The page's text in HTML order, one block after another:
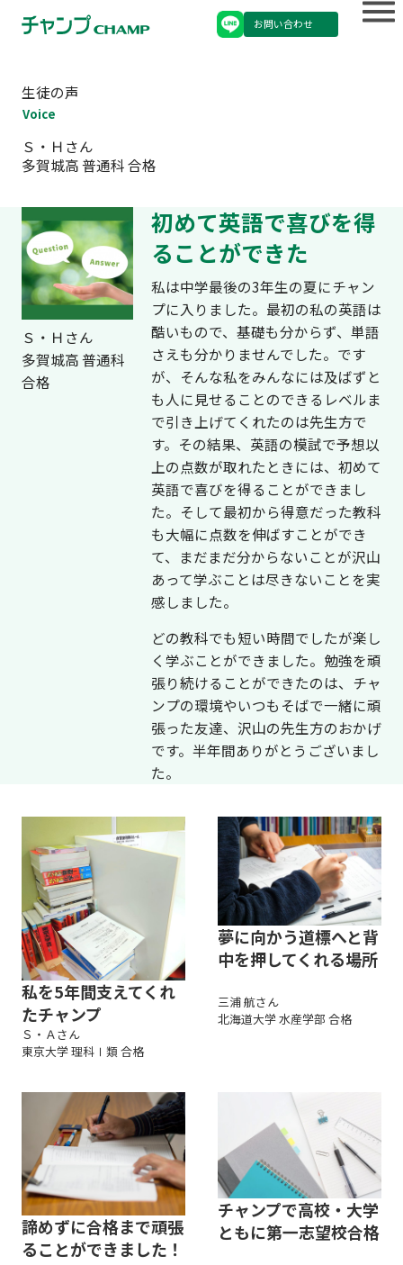
お問い合わせ
生徒の声
Voice
Ｓ・Ｈさん
多賀城高 普通科 合格
Ｓ・Ｈさん
多賀城高 普通科
合格
初めて英語で喜びを得
ることができた
私は中学最後の3年生の夏にチャン
プに入りました。最初の私の英語は
酷いもので、基礎も分からず、単語
さえも分かりませんでした。です
が、そんな私をみんなには及ばずと
も人に見せることのできるレベルま
で引き上げてくれたのは先生方で
す。その結果、英語の模試で予想以
上の点数が取れたときには、初めて
英語で喜びを得ることができまし
た。そして最初から得意だった教科
も大幅に点数を伸ばすことができ
て、まだまだ分からないことが沢山
あって学ぶことは尽きないことを実
感しました。
どの教科でも短い時間でしたが楽し
く学ぶことができました。勉強を頑
張り続けることができたのは、チャ
ンプの環境やいつもそばで一緒に頑
張った友達、沢山の先生方のおかげ
です。半年間ありがとうございまし
た。
私を5年間支えてくれ
たチャンプ
Ｓ・Ａさん
東京大学 理科Ⅰ類 合格
夢に向かう道標へと背
中を押してくれる場所
三浦 航さん
北海道大学 水産学部 合格
諦めずに合格まで頑張
ることができました！
チャンプで高校・大学
ともに第一志望校合格